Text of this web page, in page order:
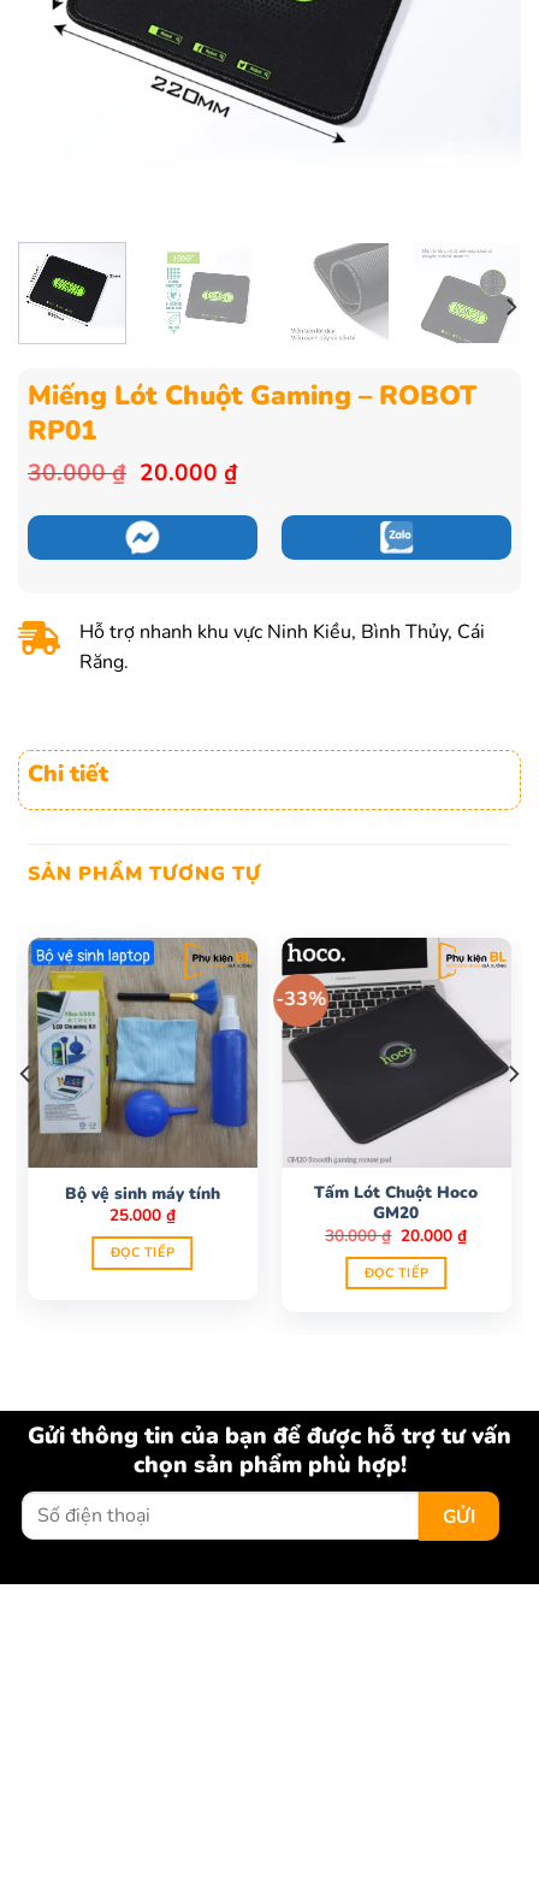
Miếng Lót Chuột Gaming – ROBOT
RP01
30.000₫ Giá
là:
30.000 ₫.
20.000 ₫Giá
tại
20.000 ₫.
Hỗ trợ nhanh khu vực Ninh Kiều, Bình Thủy, Cái
Răng.
Chi tiết
SẢN PHẨM TƯƠNG TỰ
Bộ vệ sinh máy tính
25.000₫
ĐỌC TIẾP
-33%
Tấm Lót Chuột Hoco
GM20
30.000₫ Giá
là:
30.000 ₫.
20.000₫Giá
ĐỌC TIẾP
Gửi thông tin của bạn để được hỗ trợ tư vấn
chọn sản phẩm phù hợp!